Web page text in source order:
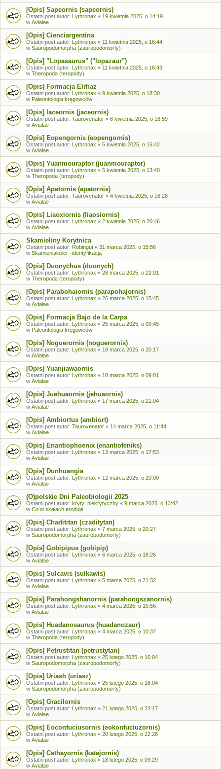
[Opis] Sapeornis (sapeornis)
Ostatni post autor: Lythronax « 19 kwietnia 2025, o 14:19
w Avialae
[Opis] Cienciargentina
Ostatni post autor: Lythronax « 11 kwietnia 2025, o 16:44
w Sauropodomorpha (zauropodomorfy)
[Opis] "Lopasaurus" ("lopazaur")
Ostatni post autor: Lythronax « 11 kwietnia 2025, o 16:43
w Theropoda (teropody)
[Opis] Formacja Elrhaz
Ostatni post autor: Lythronax « 9 kwietnia 2025, o 18:30
w Paleontologia kręgowców
[Opis] Iaceornis (jaceornis)
Ostatni post autor: Taurovenator « 6 kwietnia 2025, o 16:59
w Avialae
[Opis] Eopengornis (eopengornis)
Ostatni post autor: Lythronax « 5 kwietnia 2025, o 16:42
w Avialae
[Opis] Yuanmouraptor (juanmouraptor)
Ostatni post autor: Lythronax « 5 kwietnia 2025, o 13:40
w Theropoda (teropody)
[Opis] Apatornis (apatornis)
Ostatni post autor: Taurovenator « 4 kwietnia 2025, o 16:28
w Avialae
[Opis] Liaoxiornis (liaosiornis)
Ostatni post autor: Lythronax « 2 kwietnia 2025, o 20:46
w Avialae
Skamieliny Korytnica
Ostatni post autor: Robingut « 31 marca 2025, o 15:56
w Skamieniałości - identyfikacja
[Opis] Duonychus (duonych)
Ostatni post autor: Lythronax « 28 marca 2025, o 22:01
w Theropoda (teropody)
[Opis] Parabohaiornis (parapohajornis)
Ostatni post autor: Lythronax « 26 marca 2025, o 15:45
w Avialae
[Opis] Formacja Bajo de la Carpa
Ostatni post autor: Lythronax « 25 marca 2025, o 09:45
w Paleontologia kręgowców
[Opis] Noguerornis (noguerornis)
Ostatni post autor: Lythronax « 18 marca 2025, o 20:17
w Avialae
[Opis] Yuanjiawaornis
Ostatni post autor: Lythronax « 18 marca 2025, o 09:01
w Avialae
[Opis] Juehuaornis (jehuaornis)
Ostatni post autor: Lythronax « 17 marca 2025, o 21:04
w Avialae
[Opis] Ambiortus (ambiort)
Ostatni post autor: Taurovenator « 14 marca 2025, o 11:44
w Avialae
[Opis] Enantiophoenix (enantiofeniks)
Ostatni post autor: Lythronax « 13 marca 2025, o 17:53
w Avialae
[Opis] Dunhuangia
Ostatni post autor: Lythronax « 12 marca 2025, o 20:00
w Avialae
(O)polskie Dni Paleobiologii 2025
Ostatni post autor: kryty_niekrytyczny « 9 marca 2025, o 13:42
w Co w skałach eroduje
[Opis] Chadititan (czaditytan)
Ostatni post autor: Lythronax « 7 marca 2025, o 20:27
w Sauropodomorpha (zauropodomorfy)
[Opis] Gobipipus (gobipip)
Ostatni post autor: Lythronax « 6 marca 2025, o 16:26
w Avialae
[Opis] Sulcavis (sulkawis)
Ostatni post autor: Lythronax « 5 marca 2025, o 21:32
w Avialae
[Opis] Parahongshanornis (parahongszanornis)
Ostatni post autor: Lythronax « 4 marca 2025, o 19:56
w Avialae
[Opis] Huadanosaurus (huadanozaur)
Ostatni post autor: Lythronax « 4 marca 2025, o 10:37
w Theropoda (teropody)
[Opis] Petrustitan (petrustytan)
Ostatni post autor: Lythronax « 25 lutego 2025, o 16:04
w Sauropodomorpha (zauropodomorfy)
[Opis] Uriash (uriasz)
Ostatni post autor: Lythronax « 25 lutego 2025, o 16:04
w Sauropodomorpha (zauropodomorfy)
[Opis] Gracilornis
Ostatni post autor: Lythronax « 21 lutego 2025, o 22:17
w Avialae
[Opis] Eoconfuciusornis (eokonfuciuzornis)
Ostatni post autor: Lythronax « 20 lutego 2025, o 22:28
w Avialae
[Opis] Cathayornis (katajornis)
Ostatni post autor: Lythronax « 18 lutego 2025, o 09:29
w Avialae